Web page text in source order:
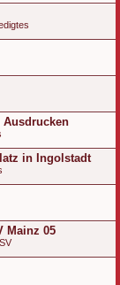
Ausdrucken
in Ingolstadt
Mainz 05